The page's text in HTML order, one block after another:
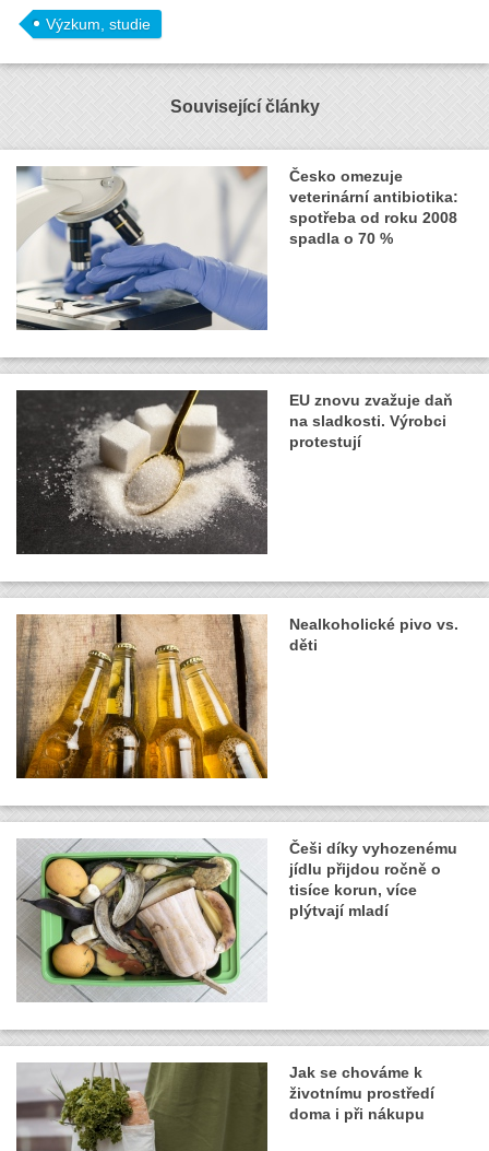
Výzkum, studie
Související články
Česko omezuje
veterinární antibiotika:
spotřeba od roku 2008
spadla o 70 %
EU znovu zvažuje daň
na sladkosti. Výrobci
protestují
Nealkoholické pivo vs.
děti
Češi díky vyhozenému
jídlu přijdou ročně o
tisíce korun, více
plýtvají mladí
Jak se chováme k
životnímu prostředí
doma i při nákupu